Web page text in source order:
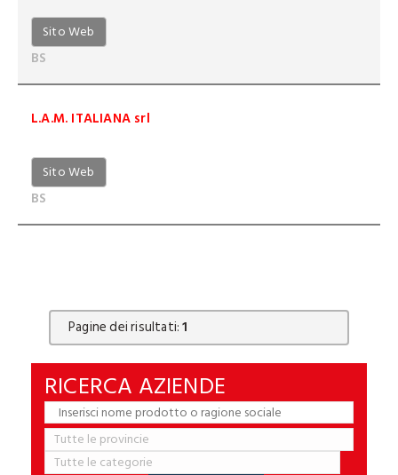
Sito Web
BS
L.A.M. ITALIANA srl
Sito Web
BS
Pagine dei risultati:1
RICERCA AZIENDE